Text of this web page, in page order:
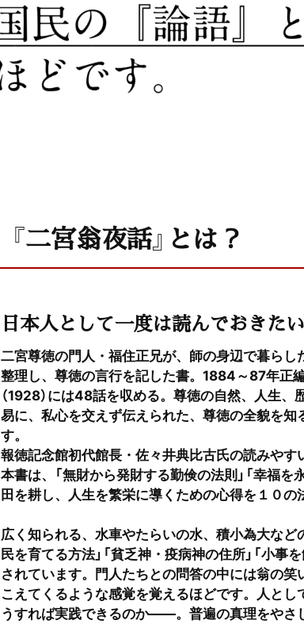
『二宮翁夜話』とは？
日本人として一度は読んでおきた
二宮尊徳の門人・福住正兄が、師の身辺で暮らし
整理し、尊徳の言行を記した書。1884～87年正
（1928）には48話を収める。尊徳の自然、人生
易に、私心を交えず伝えられた、尊徳の全貌を
す。
報徳記念館初代館長・佐々井典比古氏の読みや
本書は、「無財から発財する勤倹の法則」「幸福
田を耕し、人生を繁栄に導くための心得を１０の
広く知られる、水車やたらいの水、積小為大など
民を育てる方法」「貧乏神・疫病神の住所」「小
されています。門人たちとの問答の中には翁の
こえてくるような感覚を覚えるほどです。人と
うすれば実践できるのか――。普遍の真理をやさ